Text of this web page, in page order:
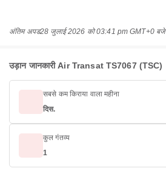
अंतिम अपड28 जुलाई 2026 को 03:41 pm GMT+0 बजे
उड़ान जानकारी Air Transat TS7067 (TSC)
सबसे कम किराया वाला महीना
दिस.
कुल गंतव्य
1